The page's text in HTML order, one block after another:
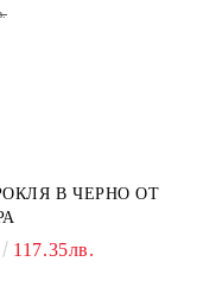
В ЧЕРНО ОТ
117.35лв.